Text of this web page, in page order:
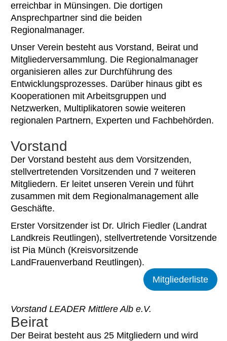
erreichbar in Münsingen. Die dortigen
Ansprechpartner sind die beiden
Regionalmanager.
Unser Verein besteht aus Vorstand, Beirat und
Mitgliederversammlung. Die Regionalmanager
organisieren alles zur Durchführung des
Entwicklungsprozesses. Darüber hinaus gibt es
Kooperationen mit Arbeitsgruppen und
Netzwerken, Multiplikatoren sowie weiteren
regionalen Partnern, Experten und Fachbehörden.
Vorstand
Der Vorstand besteht aus dem Vorsitzenden,
stellvertretenden Vorsitzenden und 7 weiteren
Mitgliedern. Er leitet unseren Verein und führt
zusammen mit dem Regionalmanagement alle
Geschäfte.
Erster Vorsitzender ist Dr. Ulrich Fiedler (Landrat
Landkreis Reutlingen), stellvertretende Vorsitzende
ist Pia Münch (Kreisvorsitzende
LandFrauenverband Reutlingen).
Mitgliederliste
Vorstand LEADER Mittlere Alb e.V.
Beirat
Der Beirat besteht aus 25 Mitgliedern und wird